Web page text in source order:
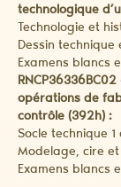
technologique
Technologie et
Dessin technique
Examens blancs
opérations de
contrôle (392h) :
Socle technique 1
Modelage, cire et
Examens blancs